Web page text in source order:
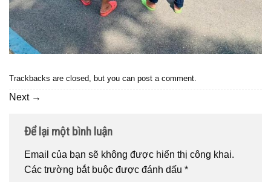
Trackbacks are closed, but you can post a comment
Next →
Để lại một bình luận
Email của bạn sẽ không được hiển thị công khai.
Các trường bắt buộc được đánh dấu *